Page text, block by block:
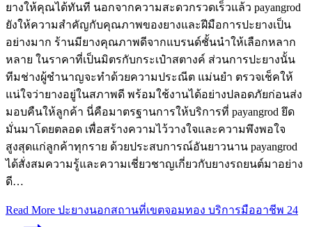
ยางให้คุณได้ทันที นอกจากความสะดวกรวดเร็วแล้ว payangrod
ยังให้ความสำคัญกับคุณภาพของยางและฝีมือการปะยางเป็น
อย่างมาก ร้านมียางคุณภาพดีจากแบรนด์ชั้นนำให้เลือกหลาก
หลาย ในราคาที่เป็นมิตรกับกระเป๋าสตางค์ ส่วนการปะยางนั้น
ทีมช่างผู้ชำนาญจะทำด้วยความประณีต แม่นยำ ตรวจเช็คให้
แน่ใจว่ายางอยู่ในสภาพดี พร้อมใช้งานได้อย่างปลอดภัยก่อนส่ง
มอบคืนให้ลูกค้า นี่คือมาตรฐานการให้บริการที่ payangrod ยึด
มั่นมาโดยตลอด เพื่อสร้างความไว้วางใจและความพึงพอใจ
สูงสุดแก่ลูกค้าทุกราย ด้วยประสบการณ์อันยาวนาน payangrod
ได้สั่งสมความรู้และความเชี่ยวชาญเกี่ยวกับยางรถยนต์มาอย่าง
ดี…
Read More ปะยางนอกสถานที่เขตจอมทอง บริการมืออาชีพ 24